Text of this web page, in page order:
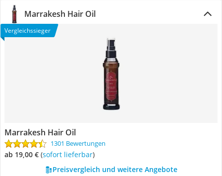
Marrakesh Hair Oil
Vergleichssieger
Marrakesh Hair Oil
1301 Bewertungen
ab 19,00 € ( Sofort lieferbar)
Preisvergleich und weitere Angebote